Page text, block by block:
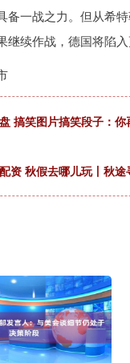
备一战之力。但从希
继续作战，德国将陷
搞笑图片搞笑段子：
资 秋假去哪儿玩丨秋